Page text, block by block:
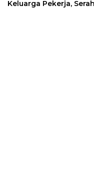
Keluarga Pekerja,